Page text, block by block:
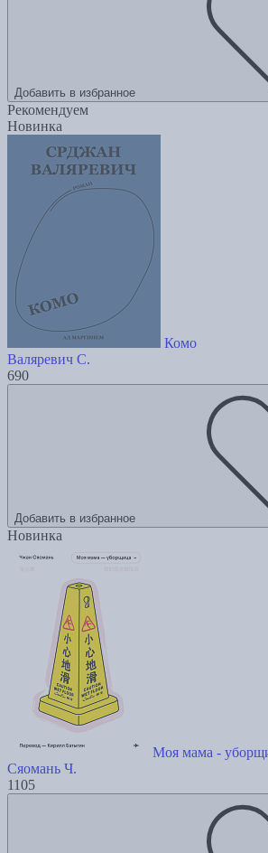
Добавить в избранное
Рекомендуем
Новинка
Комо
Валяревич С.
690
Добавить в избранное
Новинка
Моя мама -
Сяомань Ч.
1105